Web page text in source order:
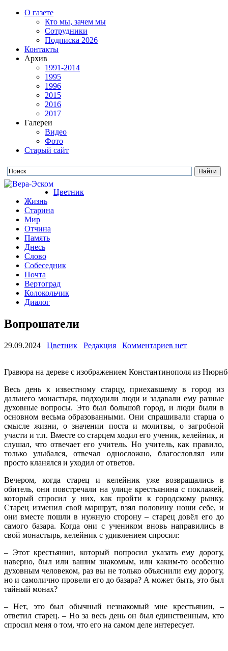
О газете
Кто мы, зачем мы
Сотрудники
Подписка 2026
Контакты
Архив
1991-2014
1995
1996
2015
2016
2017
Галереи
Видео
Фото
Старый сайт
Цветник
Жизнь
Старина
Мир
Отчина
Память
Днесь
Слово
Собеседник
Почта
Вертоград
Колокольчик
Диалог
Вопрошатели
29.09.2024 Цветник Редакция Комментариев нет
Гравюра на дереве с изображением Константинополя из
Весь день к известному старцу, приехавшему в город из
дальнего монастыря, подходили люди и задавали ему разные
духовные вопросы. Это был большой город, и люди были в
основном весьма образованными. Они спрашивали старца о
смысле жизни, о значении поста и молитвы, о загробной
участи и т.п. Вместе со старцем ходил его ученик, келейник, и
слушал, что отвечает его учитель. Но учитель, как правило,
только улыбался, отвечал односложно, благословлял или
просто кланялся и уходил от ответов.
Вечером, когда старец и келейник уже возвращались в
обитель, они повстречали на улице крестьянина с поклажей,
который спросил у них, как пройти к городскому рынку.
Старец изменил свой маршрут, взял половину ноши себе, и
они вместе пошли в нужную сторону – старец довёл его до
самого базара. Когда они с учеником вновь направились в
свой монастырь, келейник с удивлением спросил:
– Этот крестьянин, который попросил указать ему дорогу,
наверно, был или вашим знакомым, или каким-то особенно
духовным человеком, раз вы не только объяснили ему дорогу,
но и самолично провели его до базара? А может быть, это был
тайный монах?
– Нет, это был обычный незнакомый мне крестьянин, –
ответил старец. – Но за весь день он был единственным, кто
спросил меня о том, что его на самом деле интересует.